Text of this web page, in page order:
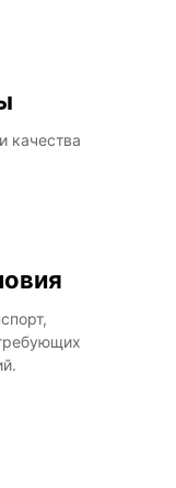
качества